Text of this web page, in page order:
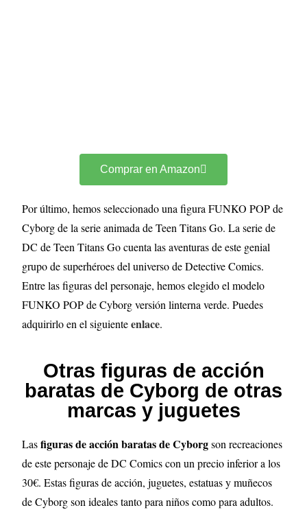
Comprar en Amazon
Por último, hemos seleccionado una figura FUNKO POP de
Cyborg de la serie animada de Teen Titans Go. La serie de
DC de Teen Titans Go cuenta las aventuras de este genial
grupo de superhéroes del universo de Detective Comics.
Entre las figuras del personaje, hemos elegido el modelo
FUNKO POP de Cyborg versión linterna verde. Puedes
adquirirlo en el siguienteenlace.
Otras figuras de acción
baratas de Cyborg de otras
marcas y juguetes
Lasfiguras de acción baratas de Cyborgson recreaciones
de este personaje de DC Comics con un precio inferior a los
30€. Estas figuras de acción, juguetes, estatuas y muñecos
de Cyborg son ideales tanto para niños como para adultos.